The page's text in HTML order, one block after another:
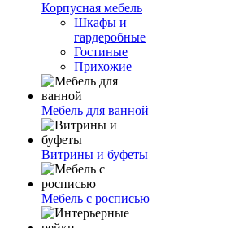
Корпусная мебель
Шкафы и
гардеробные
Гостиные
Прихожие
Мебель для ванной
Витрины и буфеты
Мебель с росписью